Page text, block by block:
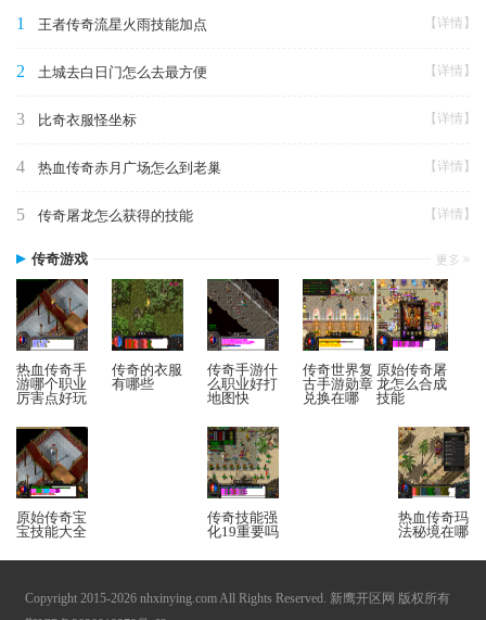
1 王者传奇流星火雨技能加点 【详情】
2 土城去白日门怎么去最方便 【详情】
3 比奇衣服怪坐标 【详情】
4 热血传奇赤月广场怎么到老巢 【详情】
5 传奇屠龙怎么获得的技能 【详情】
传奇游戏
热血传奇手
游哪个职业
厉害点好玩
传奇的衣服
有哪些
传奇手游什
么职业好打
地图快
传奇世界复
古手游勋章
兑换在哪
原始传奇屠
龙怎么合成
技能
原始传奇宝
宝技能大全
传奇技能强
化19重要吗
热血传奇玛
法秘境在哪
Copyright 2015-2026 nhxinying.com All Rights Reserved. 新鹰开区网 版权所有